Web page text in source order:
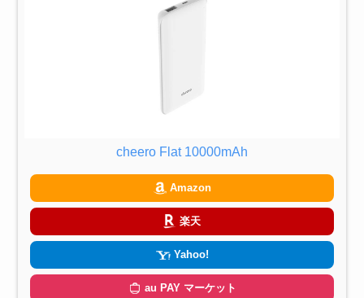
cheero Flat 10000mAh
Amazon
楽天
Yahoo!
au PAY マーケット